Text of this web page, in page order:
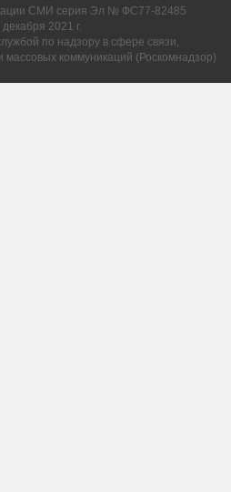
СМИ серия Эл № ФС77-82485
декабря 2021 г.
по надзору в сфере связи,
коммуникаций (Роскомнадзор)